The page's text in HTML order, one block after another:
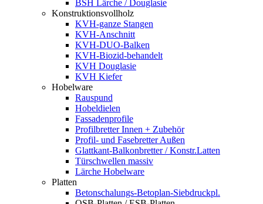
BSH Lärche / Douglasie
Konstruktionsvollholz
KVH-ganze Stangen
KVH-Anschnitt
KVH-DUO-Balken
KVH-Biozid-behandelt
KVH Douglasie
KVH Kiefer
Hobelware
Rauspund
Hobeldielen
Fassadenprofile
Profilbretter Innen + Zubehör
Profil- und Fasebretter Außen
Glattkant-Balkonbretter / Konstr.Latten
Türschwellen massiv
Lärche Hobelware
Platten
Betonschalungs-Betoplan-Siebdruckpl.